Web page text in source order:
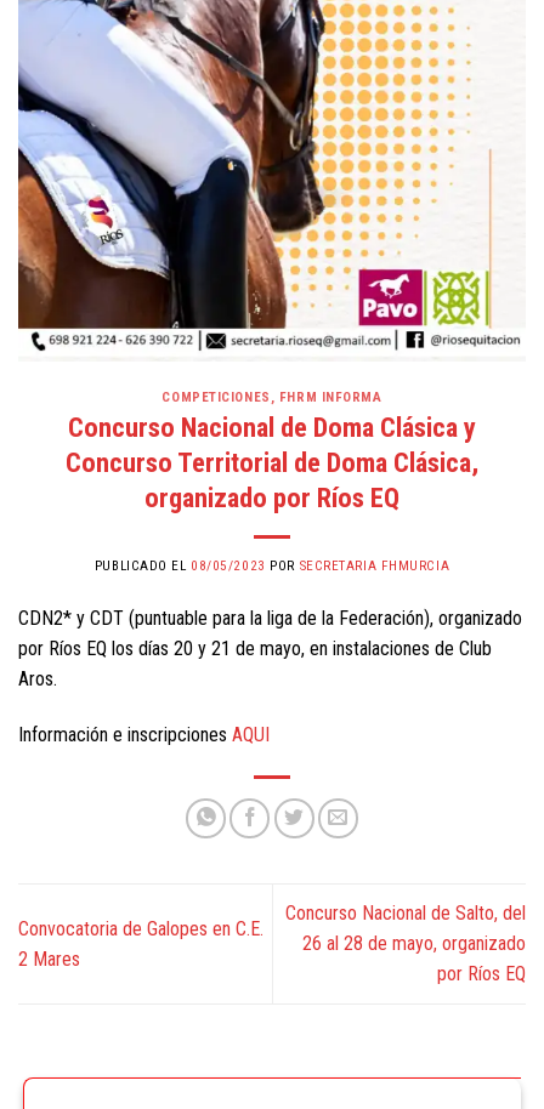
COMPETICIONES , FHRM INFORMA
Concurso Nacional de Doma Clásica y
Concurso Territorial de Doma Clásica,
organizado por Ríos EQ
PUBLICADO EL 08/05/2023 POR SECRETARIA FHMURCIA
CDN2* y CDT (puntuable para la liga de la Federación), organizado
por Ríos EQ los días 20 y 21 de mayo, en instalaciones de Club
Aros.
Información e inscripciones AQUI
Convocatoria de Galopes en C.E.
2 Mares
Concurso Nacional de Salto, del
26 al 28 de mayo, organizado
por Ríos EQ